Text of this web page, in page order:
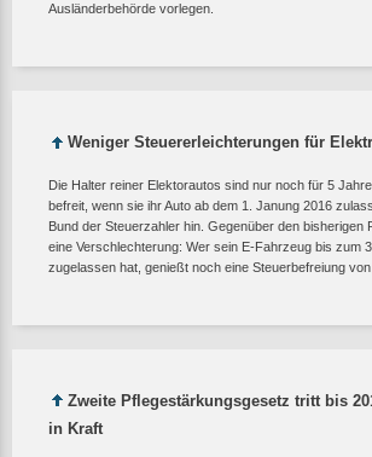
Ausländerbehörde vorlegen.
Weniger Steuererleichterungen für
Die Halter reiner Elektorautos sind nur noch für 5
befreit, wenn sie ihr Auto ab dem 1. Janung 2016
Bund der Steuerzahler hin. Gegenüber den bisherigen
eine Verschlechterung: Wer sein E-Fahrzeug bis zum
zugelassen hat, genießt noch eine Steuerbefreiung von
Zweite Pflegestärkungsgesetz tritt bis
in Kraft